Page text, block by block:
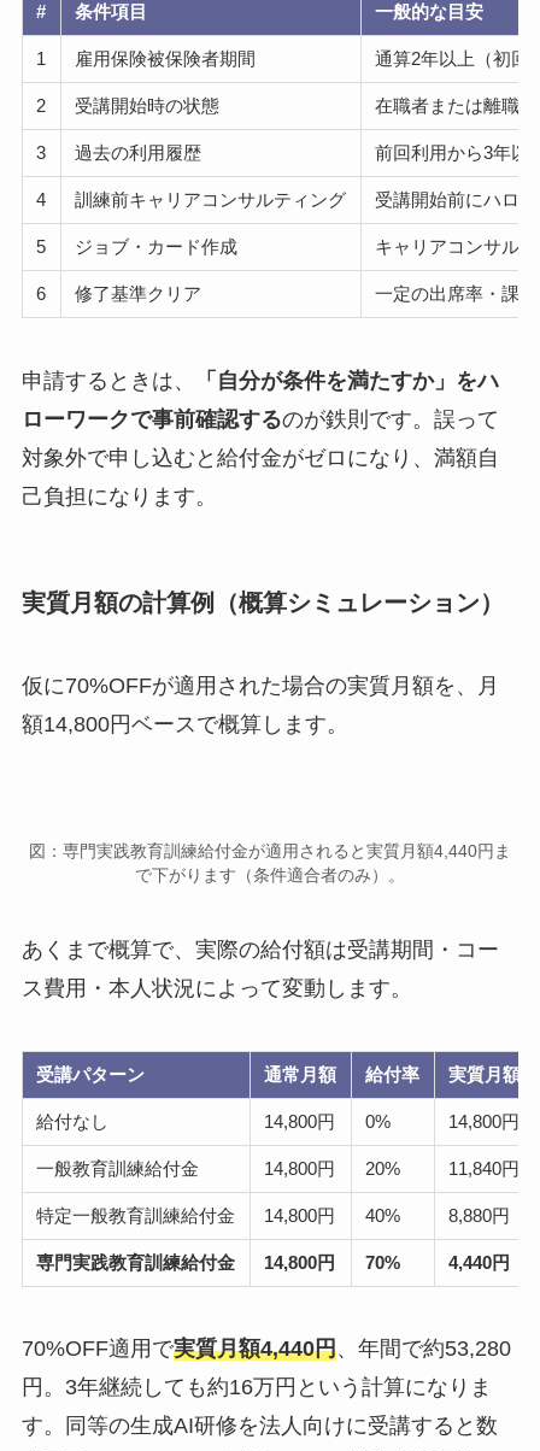
# 条件項目 一般的な目安
1 雇用保険被保険者期間 通算2年以上（初回
2 受講開始時の状態 在職者または離職
3 過去の利用履歴 前回利用から3年以
4 訓練前キャリアコンサルティング 受講開始前にハロ
5 ジョブ・カード作成 キャリアコンサル
6 修了基準クリア 一定の出席率・課
申請するときは、
「自分が条件を満たすか」をハ
ローワークで事前確認するのが鉄則です。誤って
対象外で申し込むと給付金がゼロになり、満額自
己負担になります。
実質月額の計算例（概算シミュレーション）
仮に70%OFFが適用された場合の実質月額を、月
額14,800円ベースで概算します。
図：専門実践教育訓練給付金が適用されると実質月額4,440円ま
で下がります（条件適合者のみ）。
あくまで概算で、実際の給付額は受講期間・コー
ス費用・本人状況によって変動します。
受講パターン 通常月額 給付率 実質月額
給付なし 14,800円 0% 14,800円
一般教育訓練給付金 14,800円 20% 11,840円
特定一般教育訓練給付金 14,800円 40% 8,880円
専門実践教育訓練給付金 14,800円 70% 4,440円
70%OFF適用で実質月額4,440円、年間で約53,280
円。3年継続しても約16万円という計算になりま
す。同等の生成AI研修を法人向けに受講すると数